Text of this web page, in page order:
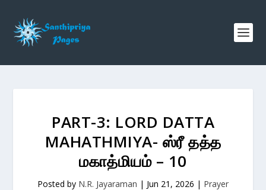
PART-3: LORD DATTA
MAHATHMIYA- ஸ்ரீ தத்த
மகாத்மியம் – 10
Posted by N.R. Jayaraman | Jun 21, 2026 | Prayer